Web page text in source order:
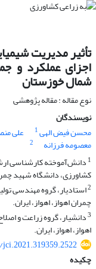
تأثیر مدیریت
اجزای عملکرد و
شمال خوزستان
نوع مقاله : مقاله پژوهشی
نویسندگان
محسن فیض الهی1 علی
معصومه فرزانه
2
1 دانش‌‌آموخته کارشناسی
کشاورزی، دانشگاه شهید
2استادیار، گروه مهندسی
چمران اهواز، اهواز، ایران.
3دانشیار، گروه زراعت و
اهواز، اهواز، ایران.
چکیده